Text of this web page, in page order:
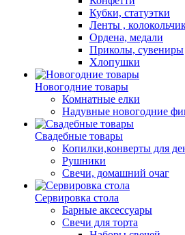
Кубки, статуэтки
Ленты ,
Ордена, медали
Приколы, сувениры
Хлопушки
Новогодние товары
Комнатные елки
Надувные новогодние
Свадебные товары
Копилки,конверты для
Рушники
Свечи, домашний очаг
Сервировка стола
Барные аксессуары
Свечи для торта